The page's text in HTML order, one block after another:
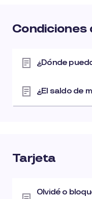
Condiciones
¿Dónde
¿El saldo de
Tarjeta
Olvidé o